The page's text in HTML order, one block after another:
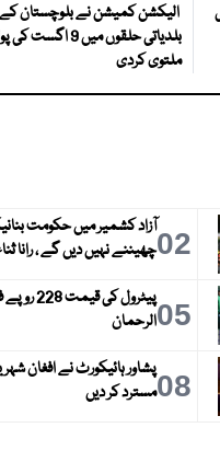
بلدیاتی حلقوں میں 9
ملتوی کردی
02آزاد کشمیر میں حکومت
چھیننے نہیں دیں گے ، رانا ثناء
05
پیٹرول
الرحمان
08پشاور ہائیکورٹ نے افغان
مسترد کر دیں